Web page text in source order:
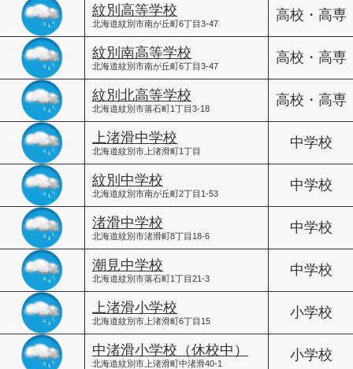
紋別高等学校
北海道紋別市南が丘町6丁目3-47
高校・高専
紋別南高等学校
北海道紋別市南が丘町6丁目3-47
高校・高専
紋別北高等学校
北海道紋別市落石町1丁目3-18
高校・高専
上渚滑中学校
北海道紋別市上渚滑町1丁目
中学校
紋別中学校
北海道紋別市南が丘町2丁目1-53
中学校
渚滑中学校
北海道紋別市渚滑町8丁目18-6
中学校
潮見中学校
北海道紋別市落石町1丁目21-3
中学校
上渚滑小学校
北海道紋別市上渚滑町6丁目15
小学校
中渚滑小学校（休校中）
北海道紋別市上渚滑町中渚滑40-1
小学校